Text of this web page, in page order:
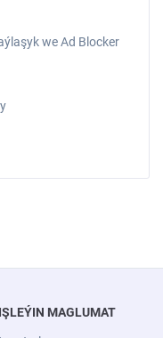
we Ad Blocker
MAGLUMAT